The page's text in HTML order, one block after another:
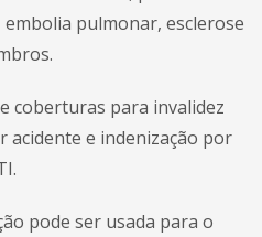
pulmonar, esclerose
coberturas para invalidez
acidente e indenização por
pode ser usada para o